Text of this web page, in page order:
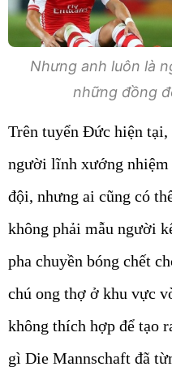
Nhưng anh luôn là
những đồng
Trên tuyển Đức hiện tại,
người lĩnh xướng nhiệm
đội, nhưng ai cũng có
không phải mẫu người
pha chuyền bóng chết
chú ong thợ ở khu vực
không thích hợp để tạo
gì Die Mannschaft đã